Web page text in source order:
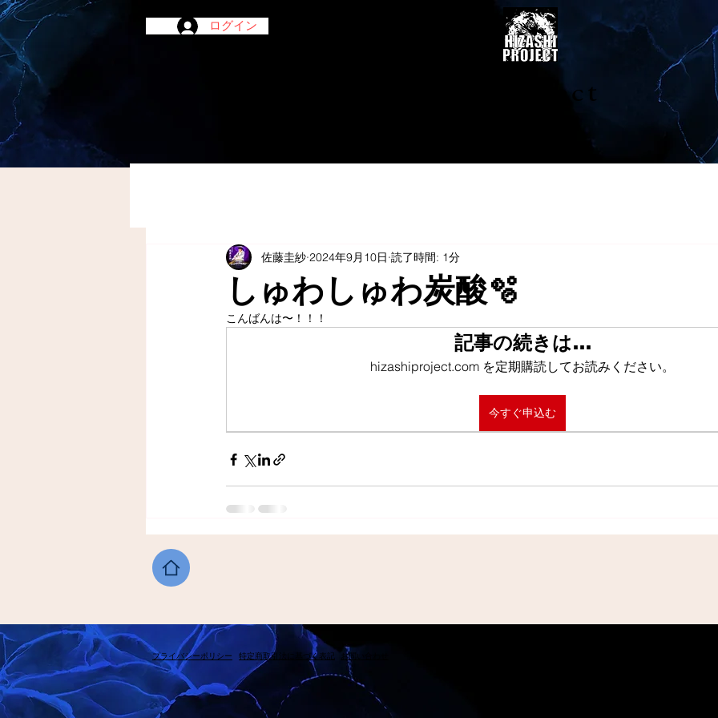
ログイン
陽project
しゅわしゅわ炭酸🫧
佐藤圭紗 2024年9月10日 読了時間: 1分
こんばんは〜！！！
記事の続きは…
hizashiproject.com を定期購読してお読みください。
今すぐ申込む
​プライバシーポリシー ​特定商取引法に基づく表記 ​お問い合わせ